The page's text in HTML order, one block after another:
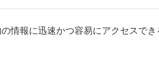
情報に迅速かつ容易にアクセスでき